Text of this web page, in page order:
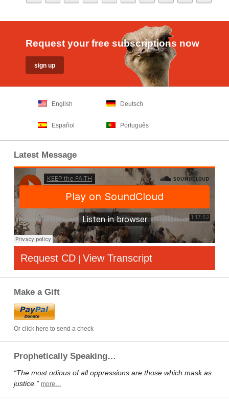
Request your free subscriptions now
English Deutsch
Español Português
Latest Message
Request CD | View Transcript
Make a Gift
Or click here to send a check
Prophetically Speaking…
“The most odious of all oppressions are those which mask as
justice.” more…